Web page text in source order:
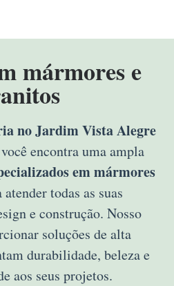
mármores e
no Jardim Vista Alegre
encontra uma ampla
em mármores
atender todas as suas
e construção. Nosso
soluções de alta
durabilidade, beleza e
aos seus projetos.